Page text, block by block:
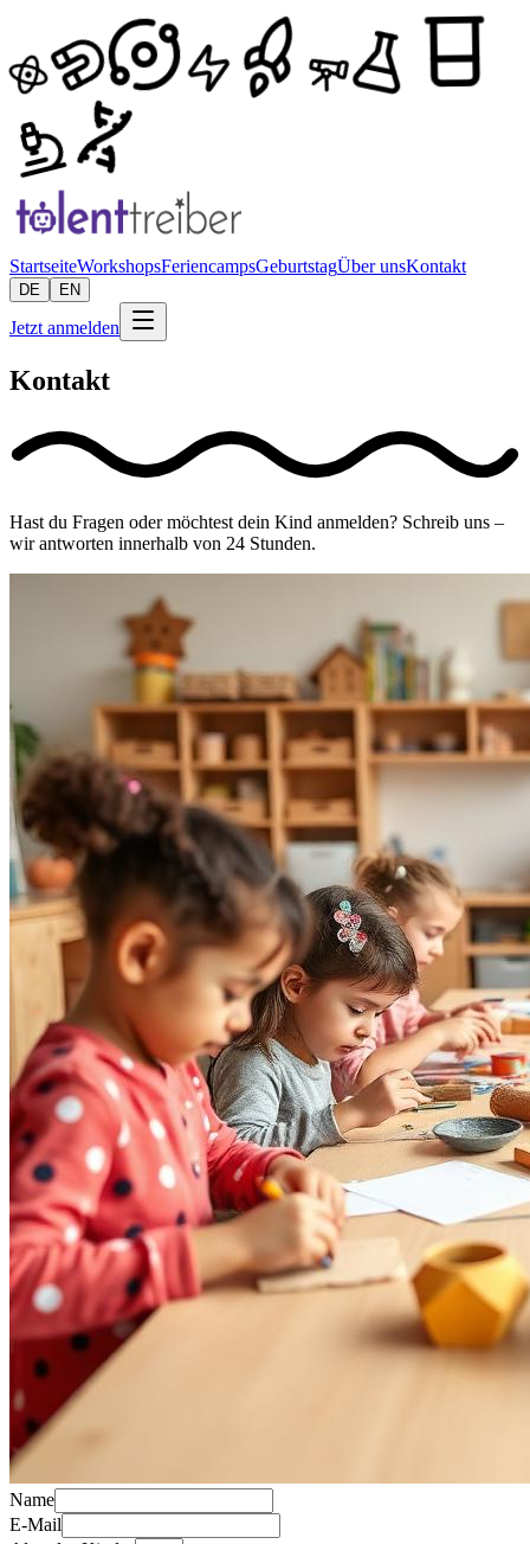
StartseiteWorkshopsFeriencampsGeburtstagÜber unsKontakt
DE EN
Jetzt anmelden
Kontakt
Hast du Fragen oder möchtest dein Kind anmelden? Schreib uns –
wir antworten innerhalb von 24 Stunden.
Name
E-Mail